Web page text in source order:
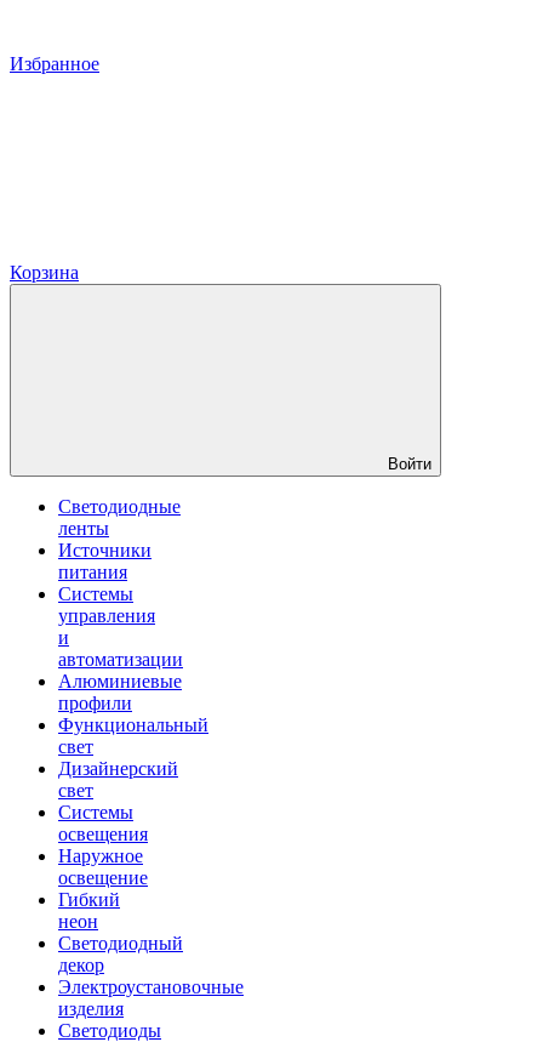
Избранное
Корзина
Войти
Светодиодные
ленты
Источники
питания
Системы
управления
и
автоматизации
Алюминиевые
профили
Функциональный
свет
Дизайнерский
свет
Системы
освещения
Наружное
освещение
Гибкий
неон
Светодиодный
декор
Электроустановочные
изделия
Светодиоды